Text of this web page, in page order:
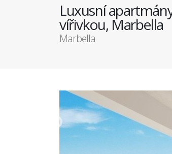
Luxusní
vířivkou, Marbella
Marbella